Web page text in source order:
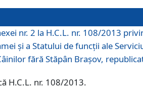
nr. 2 la H.C.L. nr. 108/2013
şi a Statului de funcții ale
fără Stăpân Brașov,
H.C.L. nr. 108/2013.